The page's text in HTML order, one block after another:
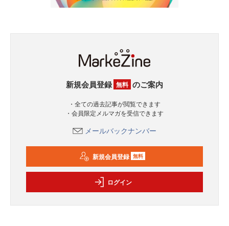
新規会員登録 無料 のご案内
・全ての過去記事が閲覧できます
・会員限定メルマガを受信できます
メールバックナンバー
新規会員登録 無料
ログイン